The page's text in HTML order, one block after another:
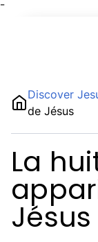
¯
Discover
de Jésus
La
Jésus
Description